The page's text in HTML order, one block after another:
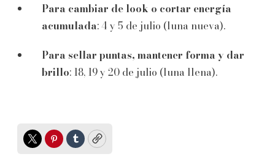
Para cambiar de look o cortar energía
acumulada: 4 y 5 de julio (luna nueva).
Para sellar puntas, mantener forma y dar
brillo: 18, 19 y 20 de julio (luna llena).
TwitterPinterest
TumblrCopy